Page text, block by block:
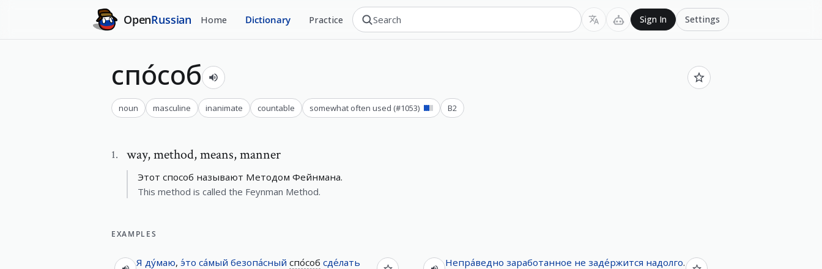
OpenRussian Home Dictionary Practice Sign In Settings
спо́соб
noun masculine inanimate countable somewhat often used (#1053) B2
1. way,method, means, manner
Этот способ называют Методом Фейнмана.
This method is called the Feynman Method.
EXAMPLES
Я ду́маю, э́то са́мый безопа́сный спо́соб сде́лать
Непра́ведно заработанное не заде́ржится надолго.